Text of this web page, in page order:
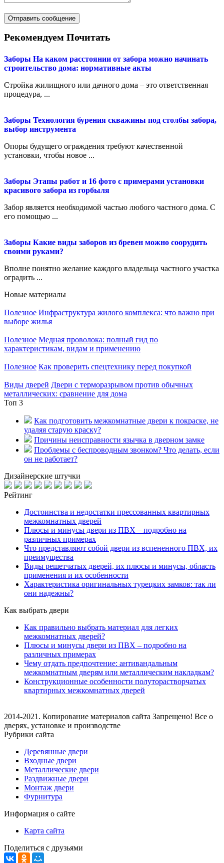
Рекомендуем Почитать
Заборы На каком расстоянии от забора можно начинать
строительство дома: нормативные акты
Стройка жилищного или дачного дома – это ответственная
процедура, ...
Заборы Технология бурения скважины под столбы забора,
выбор инструмента
Опоры будущего ограждения требуют качественной
установки, чтобы новое ...
Заборы Этапы работ и 16 фото с примерами установки
красивого забора из горбыля
Забор является необходимой частью любого частного дома. С
его помощью ...
Заборы Какие виды заборов из бревен можно соорудить
своими руками?
Вполне понятно желание каждого владельца частного участка
оградить ...
Новые материалы
Полезное Инфраструктура жилого комплекса: что важно при
выборе жилья
Полезное Медная проволока: полный гид по
характеристикам, видам и применению
Полезное Как проверить спецтехнику перед покупкой
Виды дверей Двери с терморазрывом против обычных
металлических: сравнение для дома
Топ 3
Как подготовить межкомнатные двери к покраске, не
удаляя старую краску?
Причины неисправности язычка в дверном замке
Проблемы с беспроводным звонком? Что делать, если
он не работает?
Дизайнерские штучки
Рейтинг
Достоинства и недостатки прессованных квартирных
межкомнатных дверей
Плюсы и минусы двери из ПВХ – подробно на
различных примерах
Что представляют собой двери из вспененного ПВХ, их
преимущества
Виды решетчатых дверей, их плюсы и минусы, область
применения и их особенности
Характеристика оригинальных турецких замков: так ли
они надежны?
Как выбрать двери
Как правильно выбрать материал для легких
межкомнатных дверей?
Плюсы и минусы двери из ПВХ – подробно на
различных примерах
Чему отдать предпочтение: антивандальным
межкомнатным дверям или металлическим накладкам?
Конструкционные особенности полуторастворчатых
квартирных межкомнатных дверей
2014-2021. Копирование материалов сайта Запрещено! Все о
дверях, установке и производстве
Рубрики сайта
Деревянные двери
Входные двери
Металлические двери
Раздвижные двери
Монтаж двери
Фурнитура
Информация о сайте
Карта сайта
Поделиться с друзьями